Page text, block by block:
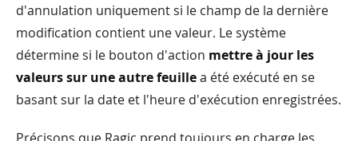
d'annulation uniquement si le champ de la dernière
modification contient une valeur. Le système
détermine si le bouton d'action mettre à jour les
valeurs sur une autre feuillea été exécuté en se
basant sur la date et l'heure d'exécution enregistrées.